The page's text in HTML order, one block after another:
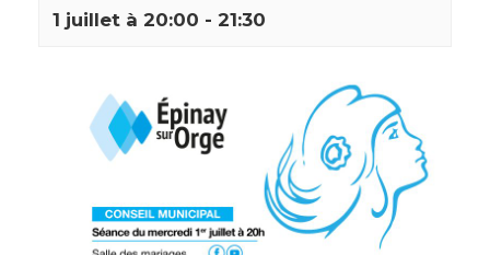
1 juillet à 20:00 - 21:30